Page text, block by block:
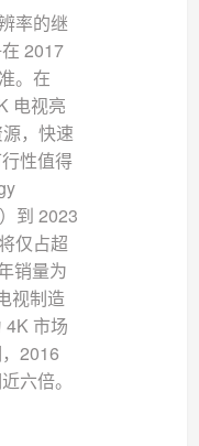
率的继
2017
。在
电视亮
，快速
性值得
到 2023
仅占超
销量为
视制造
4K 市场
2016
六倍。